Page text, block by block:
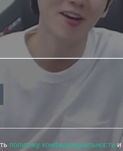
политику конфиденциальности и